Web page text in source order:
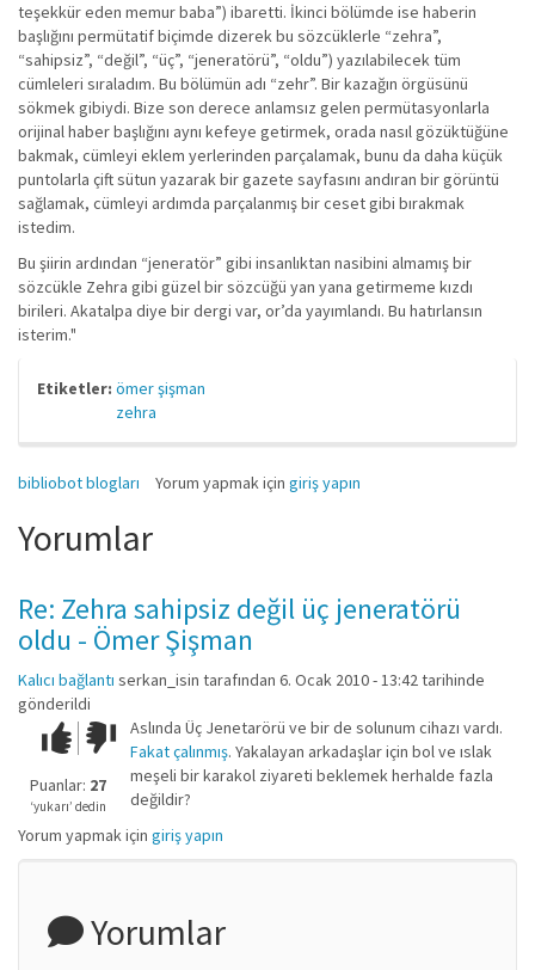
teşekkür eden memur baba”) ibaretti. İkinci bölümde ise haberin
başlığını permütatif biçimde dizerek bu sözcüklerle “zehra”,
“sahipsiz”, “değil”, “üç”, “jeneratörü”, “oldu”) yazılabilecek tüm
cümleleri sıraladım. Bu bölümün adı “zehr”. Bir kazağın örgüsünü
sökmek gibiydi. Bize son derece anlamsız gelen permütasyonlarla
orijinal haber başlığını aynı kefeye getirmek, orada nasıl gözüktüğüne
bakmak, cümleyi eklem yerlerinden parçalamak, bunu da daha küçük
puntolarla çift sütun yazarak bir gazete sayfasını andıran bir görüntü
sağlamak, cümleyi ardımda parçalanmış bir ceset gibi bırakmak
istedim.
Bu şiirin ardından “jeneratör” gibi insanlıktan nasibini almamış bir
sözcükle Zehra gibi güzel bir sözcüğü yan yana getirmeme kızdı
birileri. Akatalpa diye bir dergi var, or’da yayımlandı. Bu hatırlansın
isterim."
Etiketler: ömer şişman
zehra
bibliobot blogları Yorum yapmak için giriş yapın
Yorumlar
Re: Zehra sahipsiz değil üç jeneratörü
oldu - Ömer Şişman
Kalıcı bağlantı serkan_isin tarafından 6. Ocak 2010 - 13:42 tarihinde
gönderildi
Çok iyi!O
kadar
iyi
değil!
Puanlar: 27
‘yukarı’ dedin
Aslında Üç Jenetarörü ve bir de solunum cihazı vardı.
Fakat çalınmış. Yakalayan arkadaşlar için bol ve ıslak
meşeli bir karakol ziyareti beklemek herhalde fazla
değildir?
Yorum yapmak için giriş yapın
Yorumlar